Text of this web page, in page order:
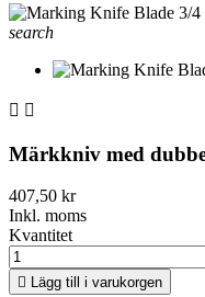
search
 
Märkkniv med
407,50 kr
Inkl. moms
Kvantitet
 Lägg till i varukorgen